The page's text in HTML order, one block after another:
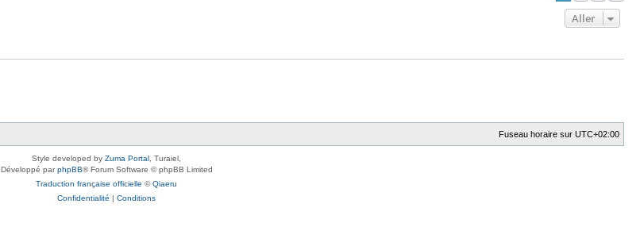
Aller
Fuseau horaire sur UTC+02:00
Style developed by Zuma Portal , Turaiel,
Développé parphpBB® Forum Software © phpBB Limited
Traduction française officielle ©Qiaeru
Confidentialité | Conditions